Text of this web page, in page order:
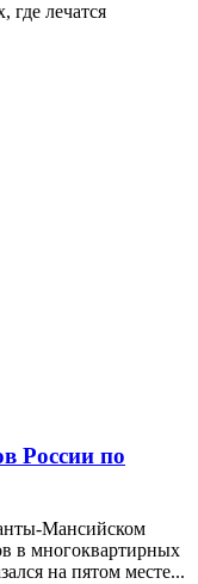
где лечатся
России по
Мансийском
в многоквартирных
на пятом месте...